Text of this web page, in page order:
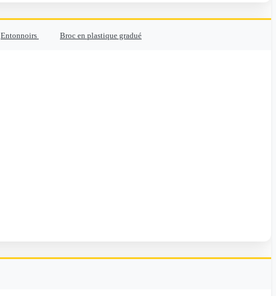
Entonnoirs Broc en plastique gradué